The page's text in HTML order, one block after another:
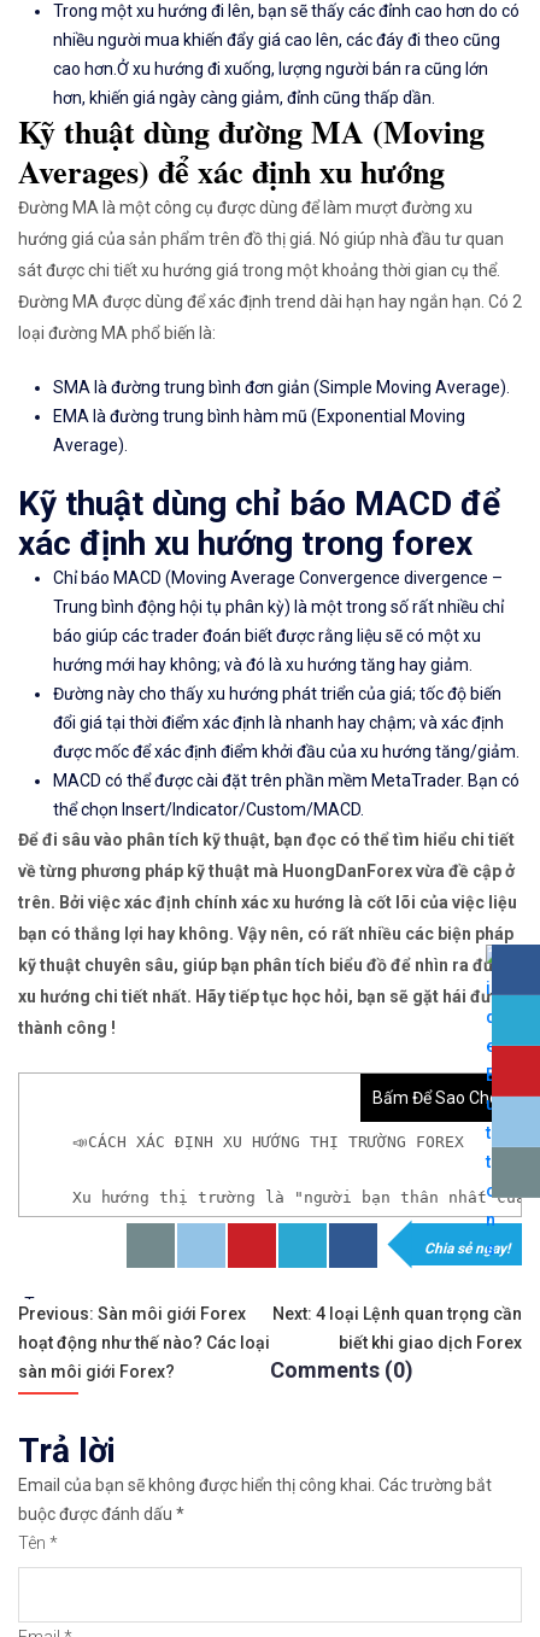
Trong một xu hướng đi lên, bạn sẽ thấy các đỉnh cao hơn do có
nhiều người mua khiến đẩy giá cao lên, các đáy đi theo cũng
cao hơn.Ở xu hướng đi xuống, lượng người bán ra cũng lớn
hơn, khiến giá ngày càng giảm, đỉnh cũng thấp dần.
Kỹ thuật dùng đường MA (Moving
Averages) để xác định xu hướng
Đường MA là một công cụ được dùng để làm mượt đường xu
hướng giá của sản phẩm trên đồ thị giá. Nó giúp nhà đầu tư quan
sát được chi tiết xu hướng giá trong một khoảng thời gian cụ thể.
Đường MA được dùng để xác định trend dài hạn hay ngắn hạn. Có 2
loại đường MA phổ biến là:
SMA là đường trung bình đơn giản (Simple Moving Average).
EMA là đường trung bình hàm mũ (Exponential Moving
Average).
Kỹ thuật dùng chỉ báo MACD để
xác định xu hướng trong forex
Chỉ báo MACD (Moving Average Convergence divergence –
Trung bình động hội tụ phân kỳ) là một trong số rất nhiều chỉ
báo giúp các trader đoán biết được rằng liệu sẽ có một xu
hướng mới hay không; và đó là xu hướng tăng hay giảm.
Đường này cho thấy xu hướng phát triển của giá; tốc độ biến
đổi giá tại thời điểm xác định là nhanh hay chậm; và xác định
được mốc để xác định điểm khởi đầu của xu hướng tăng/giảm.
MACD có thể được cài đặt trên phần mềm MetaTrader. Bạn có
thể chọn Insert/Indicator/Custom/MACD.
Để đi sâu vào phân tích kỹ thuật, bạn đọc có thể tìm hiểu chi tiết
về từng phương pháp kỹ thuật mà HuongDanForex vừa đề cập ở
trên. Bởi việc xác định chính xác xu hướng là cốt lõi của việc liệu
bạn có thắng lợi hay không. Vậy nên, có rất nhiều các biện pháp
kỹ thuật chuyên sâu, giúp bạn phân tích biểu đồ để nhìn ra được
xu hướng chi tiết nhất. Hãy tiếp tục học hỏi, bạn sẽ gặt hái được
thành công !
Bấm Để Sao Chép
📣CÁCH XÁC ĐỊNH XU HƯỚNG THỊ TRƯỜNG FOREX
Xu hướng thị trường là "người bạn thân nhất của
𝘟𝘦𝘮 𝘤𝘩𝘪 𝘵𝘪ế𝘵: https://chungkhoanforex.com/
✨🏆𝐌ở 𝐭à𝐢 𝐤𝐡𝐨ả𝐧 𝐠𝐢𝐚𝐨 𝐝ị𝐜𝐡 𝐭ạ𝐢 𝐜á𝐜 𝐬à𝐧 𝐭ố𝐭 𝐧𝐡ấ𝐭 𝐭𝐡ế
✅𝘔ở 𝘵à𝘪 𝘬𝘩𝘰ả𝘯 𝘵𝘳ê𝘯 𝘴à𝘯 𝘧𝘰𝘳𝘦𝘹 𝘌𝘹𝘯𝘦𝘴𝘴 𝘜𝘺 𝘛í𝘯 𝘷à
✅𝘔ở 𝘵à𝘪 𝘬𝘩𝘰ả𝘯 𝘵𝘳ê𝘯 𝘴à𝘯 𝘉𝘪𝘯𝘢𝘯𝘤𝘦 𝘯ổ𝘪 𝘵𝘪ế𝘯𝘨 𝘯𝘩ấ𝘵
Chia sẻ ngay!
Tags:
Điều
hướng
viết
Previous: Sàn môi giới Forex
hoạt động như thế nào? Các loại
sàn môi giới Forex?
Next: 4 loại Lệnh quan trọng cần
biết khi giao dịch Forex
Comments (0)
Trả lời
Email của bạn sẽ không được hiển thị công khai. Các trường bắt
buộc được đánh dấu *
Tên *